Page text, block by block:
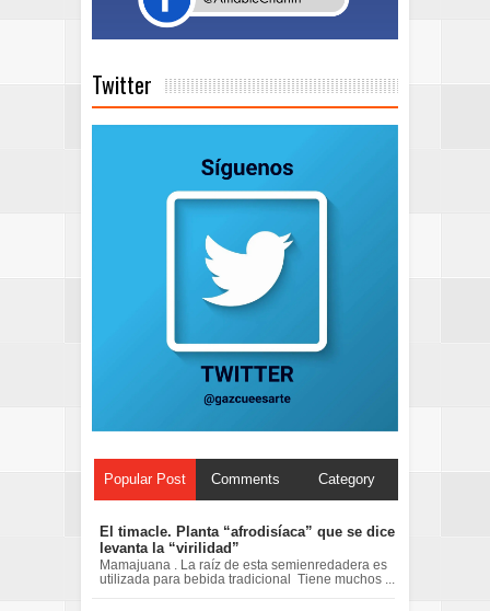
Twitter
Popular Post Comments Category
El timacle. Planta “afrodisíaca” que se dice
levanta la “virilidad”
Mamajuana . La raíz de esta semienredadera es
utilizada para bebida tradicional Tiene muchos ...